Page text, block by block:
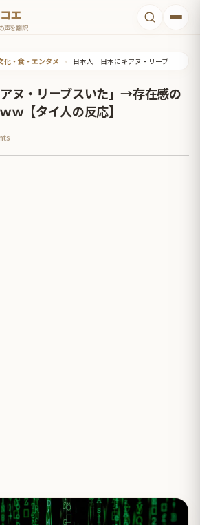
エ
声を翻訳
化・食・エンタメ • 日本人「日本にキアヌ・リーブスいた」→存在感の消し方凄くて草ｗｗｗ【タイ人の反応】
ヌ・リーブスいた」→存在感の
ｗ【タイ人の反応】